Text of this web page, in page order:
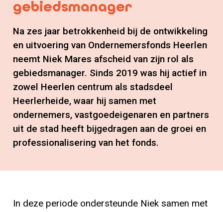
gebiedsmanager
Na zes jaar betrokkenheid bij de ontwikkeling
en uitvoering van Ondernemersfonds Heerlen
neemt Niek Mares afscheid van zijn rol als
gebiedsmanager. Sinds 2019 was hij actief in
zowel Heerlen centrum als stadsdeel
Heerlerheide, waar hij samen met
ondernemers, vastgoedeigenaren en partners
uit de stad heeft bijgedragen aan de groei en
professionalisering van het fonds.
In deze periode ondersteunde Niek samen met